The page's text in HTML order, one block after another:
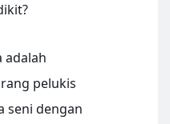
adalah
pelukis
seni dengan